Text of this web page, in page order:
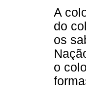
A
do
os
o